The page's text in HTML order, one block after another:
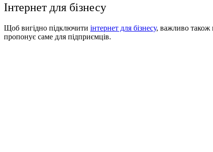
Інтернет для бізнесу
Щоб вигідно підключити інтернет для бізнесу, важливо також
пропонує саме для підприємців.